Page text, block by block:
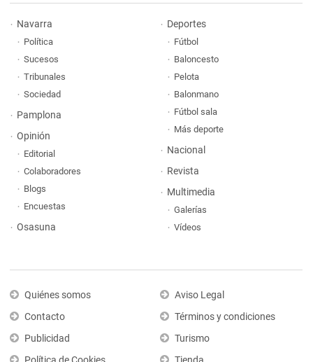
Navarra
Política
Sucesos
Tribunales
Sociedad
Pamplona
Opinión
Editorial
Colaboradores
Blogs
Encuestas
Osasuna
Deportes
Fútbol
Baloncesto
Pelota
Balonmano
Fútbol sala
Más deporte
Nacional
Revista
Multimedia
Galerías
Vídeos
Quiénes somos
Contacto
Publicidad
Aviso Legal
Términos y condiciones
Turismo